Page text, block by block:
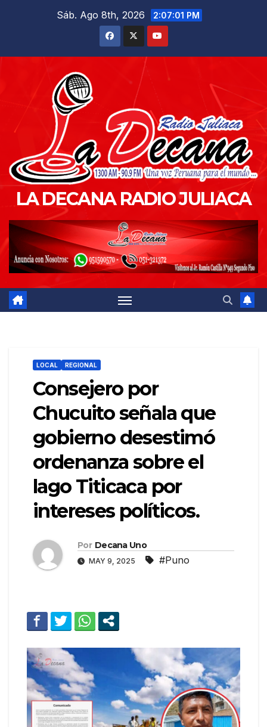
Sáb. Ago 8th, 2026 2:07:02 PM
LA DECANA RADIO JULIACA
LOCAL REGIONAL
Consejero por
Chucuito señala que
gobierno desestimó
ordenanza sobre el
lago Titicaca por
intereses políticos.
Por Decana Uno
MAY 9, 2025 #Puno